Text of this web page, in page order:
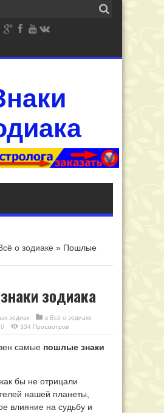
о зодиаке » Пошлые
зодиака
зодиак в Всё о зодиаке
0 334 Просмотров
самые пошлые знаки
бы не отрицали
нашей планеты,
влияние на судьбу и